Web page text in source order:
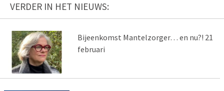
VERDER IN HET NIEUWS:
Bijeenkomst Mantelzorger… en nu?! 21
februari